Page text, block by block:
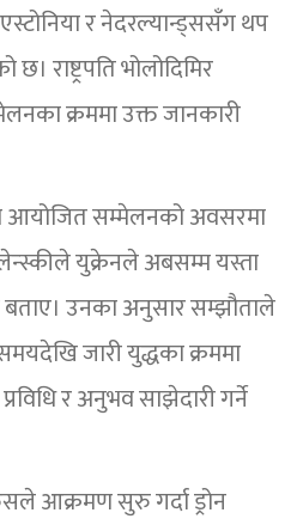
र नेदरल्यान्ड्ससँग थप
छ। राष्ट्रपति भोलोदिमिर
क्रममा उक्त जानकारी
आयोजित सम्मेलनको अवसरमा
युक्रेनले अबसम्म यस्ता
उनका अनुसार सम्झौताले
जारी युद्धका क्रममा
र अनुभव साझेदारी गर्ने
आक्रमण सुरु गर्दा ड्रोन